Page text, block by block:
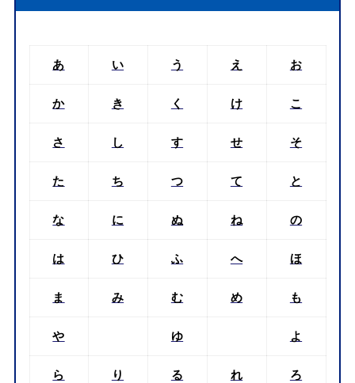
あ い う え お
か き く け こ
さ し す せ そ
た ち つ て と
な に ぬ ね の
は ひ ふ へ ほ
ま み む め も
や ゆ よ
ら り る れ ろ